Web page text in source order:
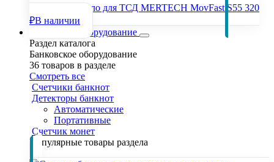
Защитное стекло для ТСД MERTECH MovFast S55 320
₽В наличии
Банковское оборудование
Раздел каталога
Банковское оборудование
36 товаров в разделе
Смотреть все
Счетчики банкнот
Детекторы банкнот
Автоматические
Портативные
Счетчик монет
Популярные товары раздела